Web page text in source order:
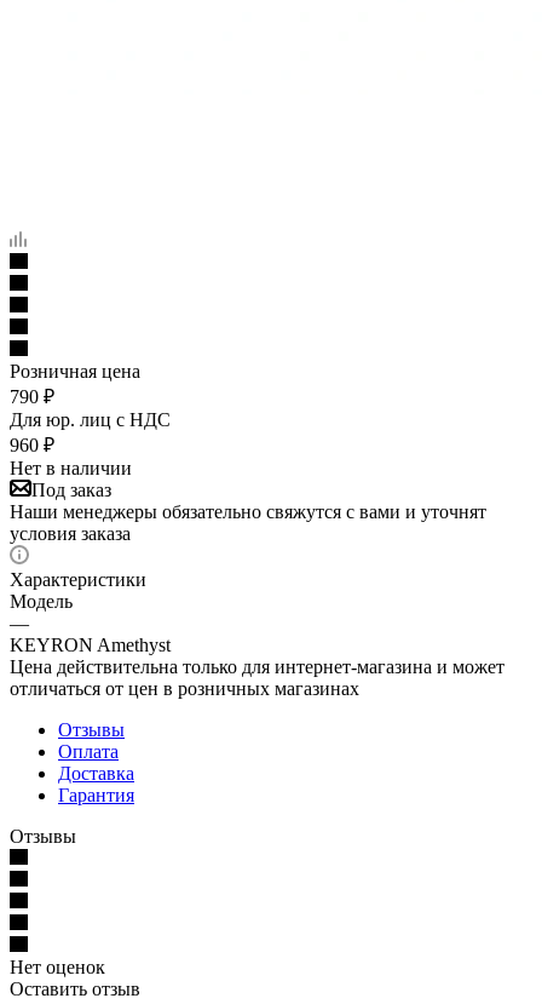
Розничная цена
790 ₽
Для юр. лиц c НДС
960 ₽
Нет в наличии
Под заказ
Наши менеджеры обязательно свяжутся с вами и уточнят
условия заказа
Характеристики
Модель
—
KEYRON Amethyst
Цена действительна только для интернет-магазина и может
отличаться от цен в розничных магазинах
Отзывы
Оплата
Доставка
Гарантия
Отзывы
Нет оценок
Оставить отзыв